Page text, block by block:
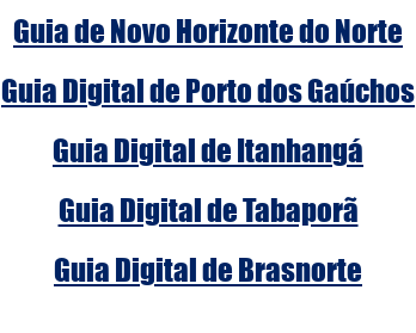
Guia de Novo Horizonte do Norte
Guia Digital de Porto dos Gaúchos
Guia Digital de Itanhangá
Guia Digital de Tabaporã
Guia Digital de Brasnorte